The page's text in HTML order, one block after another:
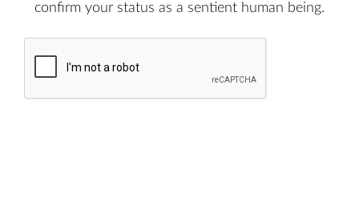
confirm your status as a sentient human being.